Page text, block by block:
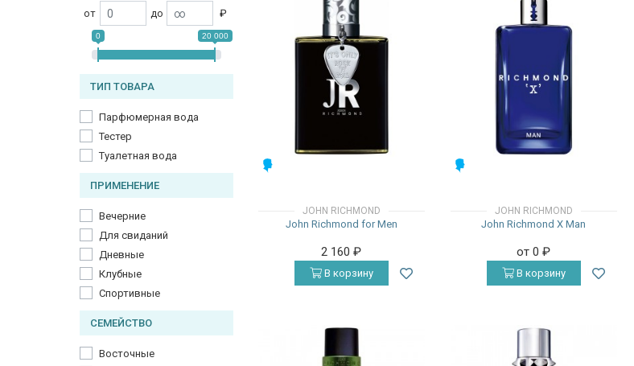
от до ₽
0 20 000
ТИП ТОВАРА
Парфюмерная вода
Тестер
Туалетная вода
ПРИМЕНЕНИЕ
Вечерние
Для свиданий
Дневные
Клубные
Спортивные
СЕМЕЙСТВО
Восточные
JOHN RICHMOND
John Richmond for Men
2 160₽
В корзину
JOHN RICHMOND
John Richmond X Man
от 0₽
В корзину